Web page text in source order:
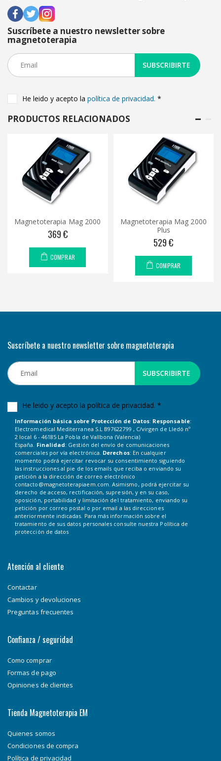
Suscríbete a nuestro newsletter sobre
magnetoterapia
He leido y acepto la política de privacidad. *
SUBSCRIBIRTE
PRODUCTOS RELACIONADOS
Magnetoterapia Mag 2000
369 €
COMPRAR
Magnetoterapia Mag 2000
Plus
529 €
COMPRAR
Suscríbete a nuestro newsletter sobre magnetoterapia
He leido y acepto la política de privacidad. *
SUBSCRIBIRTE
Información básica sobre Protección de Datos: Responsable:
Electromedical Mediterranea S.L B97622799 , C/virgen de Lledó nº
2 local 6 - 46185 La Pobla de Vallbona (Valencia)
España. Finalidad: Gestión del envío de comunicaciones
comerciales por vía electrónica. Derechos: En cualquier
momento podrá ejercitar revocar su consentimiento siguiendo
las instrucciones al pie de los emails que reciba o enviando su
petición a la dirección de correo electrónico
contacto@magnetoterapiaem.com. Asimismo, podrá ejercitar su
derecho de acceso, rectificación, supresión, y en su caso,
oposición, portabilidad y limitación del tratamiento, enviando su
petición por correo postal o por email a las direcciones
anteriormente indicadas. Para más información sobre el
tratamiento de sus datos personales consulte nuestra Política de
protección de datos
Atención al cliente
Contactar
Cambios y devoluciones
Preguntas frecuentes
Confianza / seguridad
Como comprar
Formas de pago
Opiniones de clientes
Tienda Magnetoterapia EM
Quienes somos
Condiciones de compra
Política de privacidad